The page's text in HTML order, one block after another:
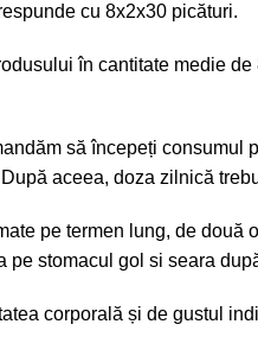
cu 8x2x30 picături.
în cantitate medie
să începeți
aceea, doza zilnică
pe termen lung, de
pe stomacul gol si seara
corporală și de gustul